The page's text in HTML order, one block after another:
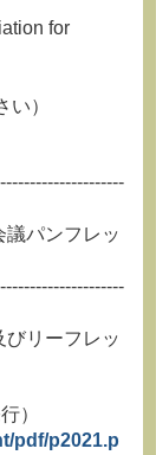
for
い）
議パンフレッ
びリーフレッ
）
pdf/p2021.p